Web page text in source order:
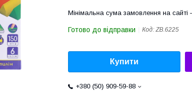
Мінімальна сума замовлення на
Готово до відправки Код: ZB.6225
Купити
+380 (50) 909-59-88